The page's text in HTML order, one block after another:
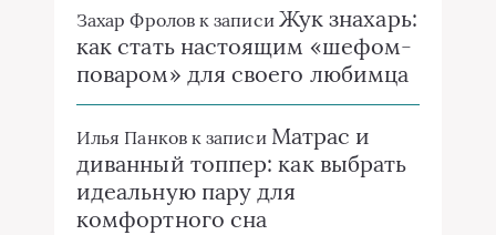
Захар Фроловк записи Жук знахарь:
как стать настоящим «шефом-
поваром» для своего любимца
Илья Панковк записи Матрас и
диванный топпер: как выбрать
идеальную пару для
комфортного сна